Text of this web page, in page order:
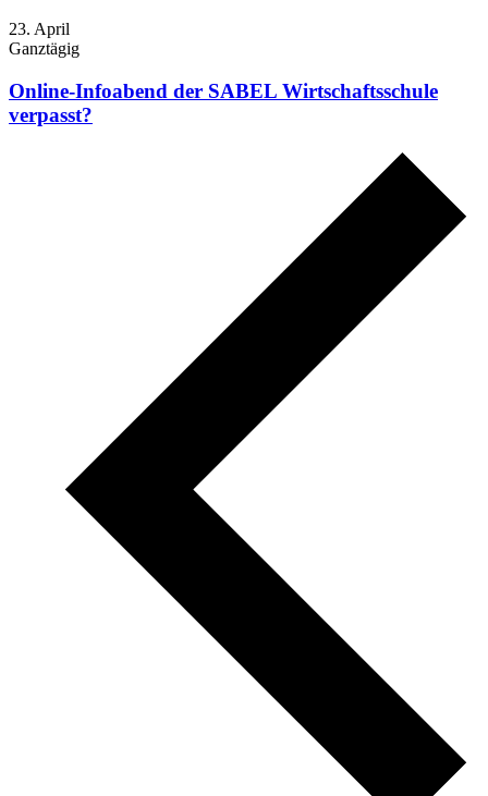
23. April
Ganztägig
Online-Infoabend der SABEL Wirtschaftsschule
verpasst?